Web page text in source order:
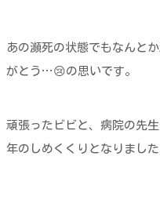
あの瀕死の状態でもなんと
がとう…😢の思いです。
頑張ったビビと、病院の先
年のしめくくりとなりました